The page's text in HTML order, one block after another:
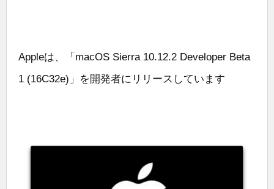
Appleは、「macOS Sierra 10.12.2 Developer Beta
1 (16C32e)」を開発者にリリースしています